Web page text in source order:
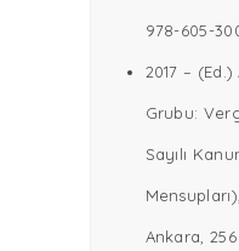
978-605-
2017 –
Grubu:
Sayılı
Ankara,